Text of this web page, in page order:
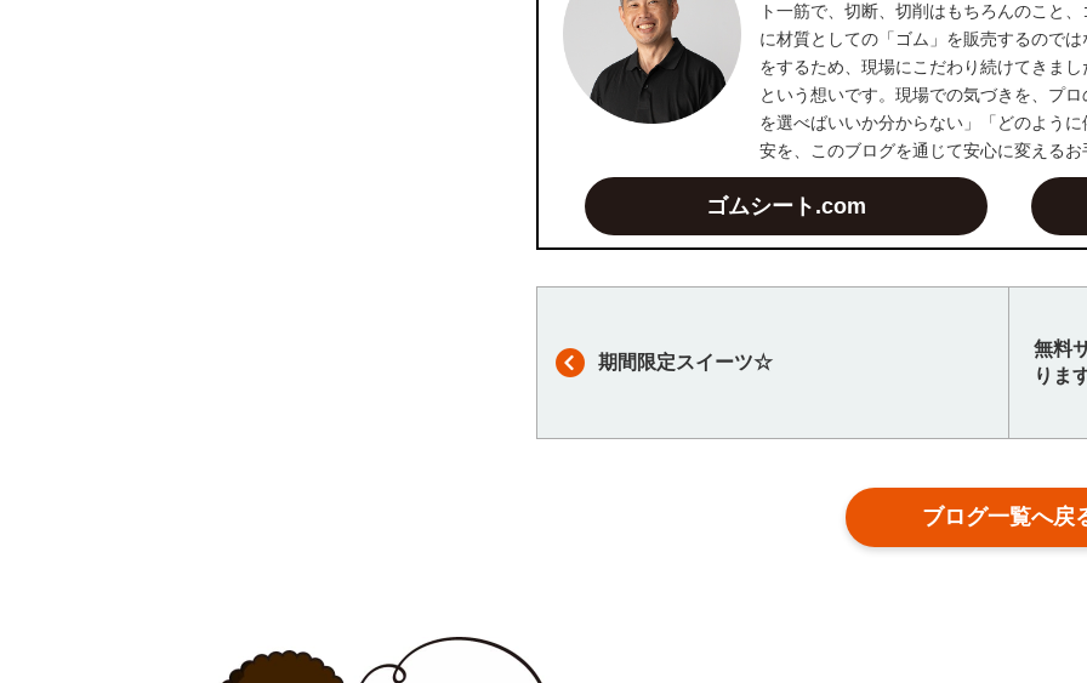
ト一筋で、切断、切削はもちろんのこと
に材質としての「ゴム」を販売するので
をするため、現場にこだわり続けてきま
という想いです。現場での気づきを、プ
を選べばいいか分からない」「どのよう
安を、このブログを通じて安心に変える
ゴムシート.com
期間限定スイーツ☆
無料
りま
ブログ一覧へ戻